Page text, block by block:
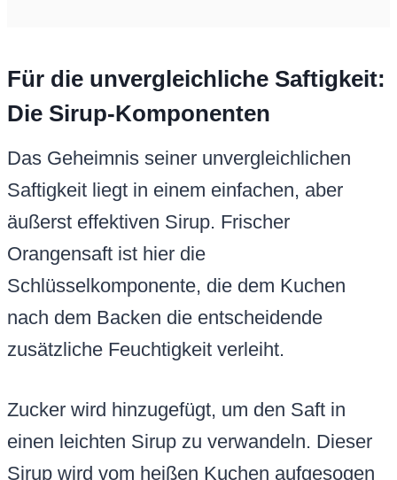
Für die unvergleichliche Saftigkeit:
Die Sirup-Komponenten
Das Geheimnis seiner unvergleichlichen
Saftigkeit liegt in einem einfachen, aber
äußerst effektiven Sirup. Frischer
Orangensaft ist hier die
Schlüsselkomponente, die dem Kuchen
nach dem Backen die entscheidende
zusätzliche Feuchtigkeit verleiht.
Zucker wird hinzugefügt, um den Saft in
einen leichten Sirup zu verwandeln. Dieser
Sirup wird vom heißen Kuchen aufgesogen